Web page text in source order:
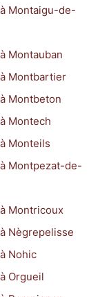
Montaigu-de-
Montauban
Montbartier
Montbeton
Montech
Monteils
Montpezat-de-
Montricoux
Nègrepelisse
Nohic
Orgueil